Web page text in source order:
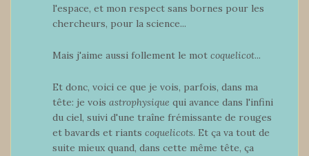
l'espace, et mon respect sans bornes pour les
chercheurs, pour la science...
Mais j'aime aussi follement le mot coquelicot...
Et donc, voici ce que je vois, parfois, dans ma
tête: je vois astrophysique qui avance dans l'infini
du ciel, suivi d'une traîne frémissante de rouges
et bavards et riants coquelicots. Et ça va tout de
suite mieux quand, dans cette même tête, ça